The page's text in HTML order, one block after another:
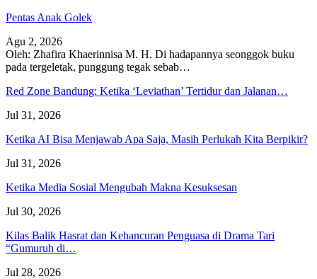
Pentas Anak Golek
Agu 2, 2026
Oleh: Zhafira Khaerinnisa M. H. Di hadapannya seonggok buku
pada tergeletak, punggung tegak sebab…
Red Zone Bandung: Ketika ‘Leviathan’ Tertidur dan Jalanan…
Jul 31, 2026
Ketika AI Bisa Menjawab Apa Saja, Masih Perlukah Kita Berpikir?
Jul 31, 2026
Ketika Media Sosial Mengubah Makna Kesuksesan
Jul 30, 2026
Kilas Balik Hasrat dan Kehancuran Penguasa di Drama Tari
“Gumuruh di…
Jul 28, 2026